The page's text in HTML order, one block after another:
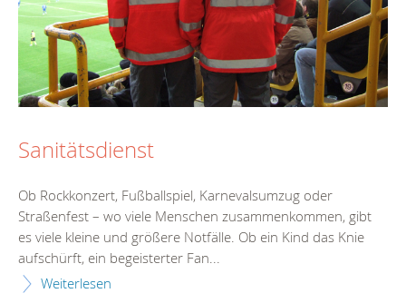
Sanitätsdienst
Ob Rockkonzert, Fußballspiel, Karnevalsumzug oder
Straßenfest – wo viele Menschen zusammenkommen, gibt
es viele kleine und größere Notfälle. Ob ein Kind das Knie
aufschürft, ein begeisterter Fan...
Weiterlesen